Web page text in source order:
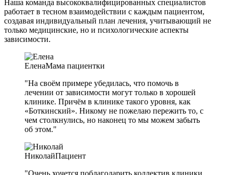
Наша команда высококвалифицированных специалистов
работает в тесном взаимодействии с каждым пациентом,
создавая индивидуальный план лечения, учитывающий не
только медицинские, но и психологические аспекты
зависимости.
ЕленаМама пациентки
"На своём примере убедилась, что помочь в
лечении от зависимости могут только в хорошей
клинике. Причём в клинике такого уровня, как
«Боткинский». Никому не пожелаю пережить то, с
чем столкнулись, но наконец то мы можем забыть
об этом."
НиколайПациент
"Очень хочется поблагодарить коллектив клиники